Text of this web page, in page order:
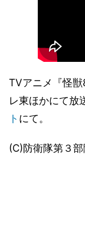
TVアニメ『怪
レ東ほかにて放
ト にて。
(C)防衛隊第３